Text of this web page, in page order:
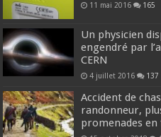
11 mai 2016 165
Un physicien
engendré par
CERN
4 juillet 2016 137
Accident de
randonneur,
promenades